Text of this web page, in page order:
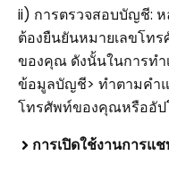
ii) การตรวจสอบบัญชี:
ต้องยืนยันหมายเลขโท
ของคุณ ดังนั้นในการทำ
ข้อมูลบัญชี> ทำตามคำ
โทรศัพท์ของคุณหรืออั
การเปิดใช้งานการแช